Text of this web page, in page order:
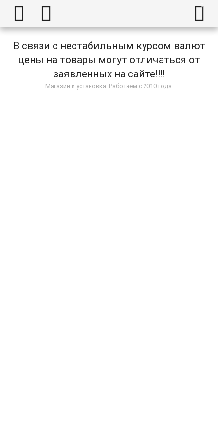
  
В связи с нестабильным курсом валют
цены на товары могут отличаться от
заявленных на сайте!!!!
Магазин и установка. Работаем с 2010 года.